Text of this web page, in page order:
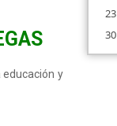
educación y
23
30